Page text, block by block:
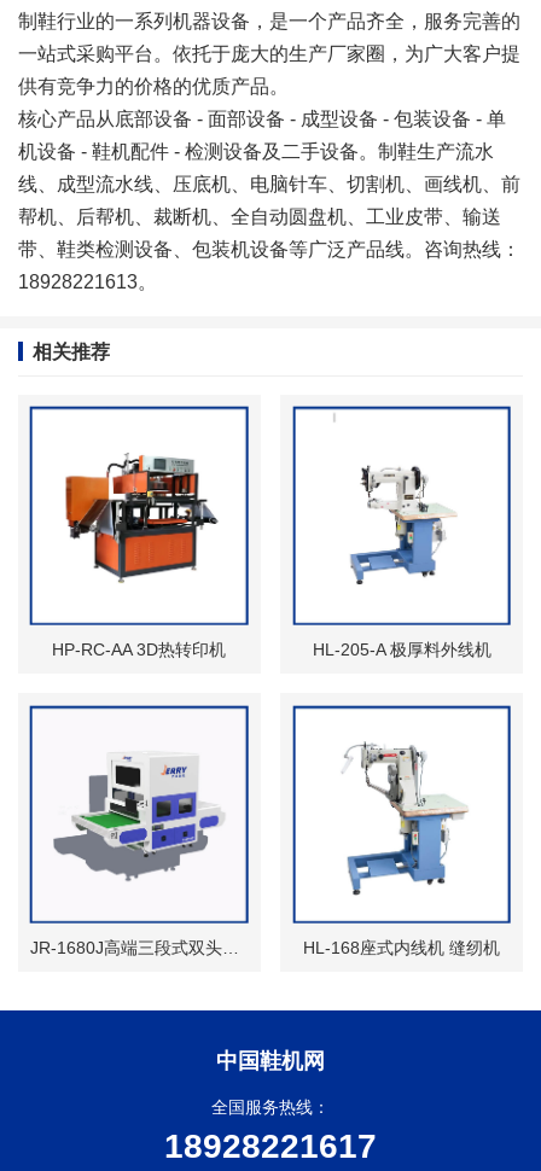
制鞋行业的一系列机器设备，是一个产品齐全，服务完善的
一站式采购平台。依托于庞大的生产厂家圈，为广大客户提
供有竞争力的价格的优质产品。
核心产品从底部设备 - 面部设备 - 成型设备 - 包装设备 - 单
机设备 - 鞋机配件 - 检测设备及二手设备。制鞋生产流水
线、成型流水线、压底机、电脑针车、切割机、画线机、前
帮机、后帮机、裁断机、全自动圆盘机、工业皮带、输送
带、鞋类检测设备、包装机设备等广泛产品线。咨询热线：
18928221613。
相关推荐
HP-RC-AA 3D热转印机 HL-205-A 极厚料外线机
HL-168座式内线机 缝纫机
中国鞋机网
全国服务热线：
18928221617